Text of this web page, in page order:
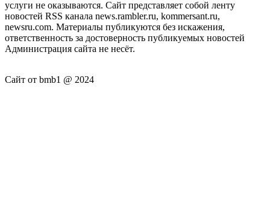
услуги не оказываются. Сайт представляет собой ленту
новостей RSS канала news.rambler.ru, kommersant.ru,
newsru.com. Материалы публикуются без искажения,
ответственность за достоверность публикуемых новостей
Администрация сайта не несёт.
Сайт от bmb1 @ 2024